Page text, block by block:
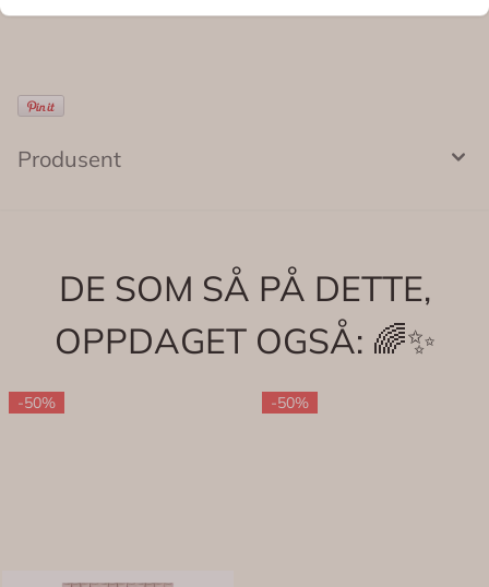
Produsent
DE SOM SÅ PÅ DETTE,
OPPDAGET OGSÅ: 🌈✨
-50% -50%